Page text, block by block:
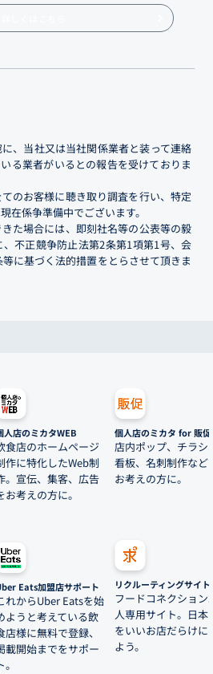
、当社又は当社関係業者と装って連絡
る業者がいるとの報告を受けておりま
のお客様に聴き取り調査を行い、特定
在係争準備中でございます。
た場合には、即刻社名等の公表等の毅
不正競争防止法第2条第1項第1号、会
に基づく法的措置をとらさせて頂きま
人店のミカタWEB
食店のホームページ
作に特化したWeb制
。宣伝、集客、広告
お考えの方に。
Eats加盟店サポート
れからUber Eatsを始
ようと考えている飲
店様に無料で登録、
載開始までをサポー
。
個人店のミカタ for 販促
店内ポップ、チラシ
看板、名刺制作など
お考えの方に。
リクルーティングサイト
フードコネクション
人専用サイト。日本
をいいお店だらけに
よう。